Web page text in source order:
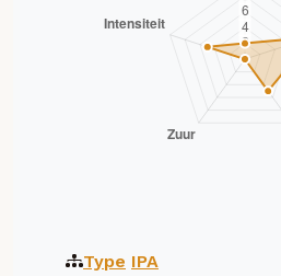
Type IPA